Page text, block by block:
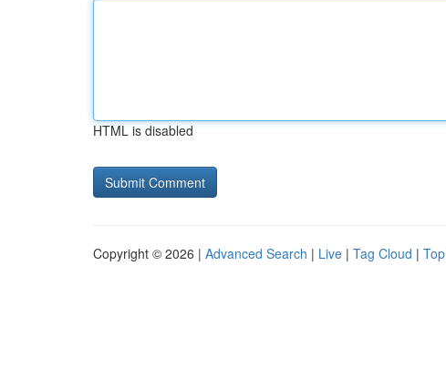
HTML is disabled
Copyright © 2026 | Advanced Search | Live | Tag Cloud |